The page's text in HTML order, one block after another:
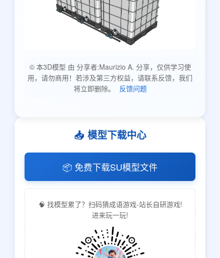
© 本3D模型 由 分享者:Maurizio A. 分享，仅供学习使
用，请勿商用！若涉及第三方权益，请联系反馈，我们
将立即删除。
反馈问题
📥 模型下载中心
📦 免费下载SU模型文件
🧠 找模型累了？扫码猜成语游戏-站长自研游戏!
进来玩一玩!